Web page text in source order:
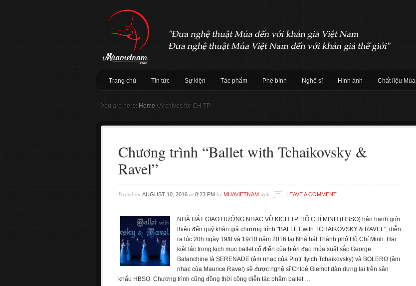
Trang chủ Tin tức Sự kiện Tác phẩm Phê bình Nghệ sĩ Hình ảnh Chất liệu Múa
You are here: Home /Archives for CH TP
Chương trình “Ballet with Tchaikovsky &
Ravel”
Posted on AUGUST 10, 2016 at 8:23 PM by MUAVIETNAM with LEAVE A COMMENT
NHÀ HÁT GIAO HƯỞNG NHẠC VŨ KỊCH TP. HỒ CHÍ MINH (HBSO) hân hạnh giới
thiệu đến quý khán giả chương trình "BALLET with TCHAIKOVSKY & RAVEL", diễn
ra lúc 20h ngày 19/8 và 19/10 năm 2016 tại Nhà hát Thành phố Hồ Chí Minh. Hai
kiệt tác trong kịch mục ballet cổ điển của biên đạo múa xuất sắc George
Balanchine là SERENADE (âm nhạc của Piotr Ilyich Tchaikovsky) và BOLERO (âm
nhạc của Maurice Ravel) sẽ được nghệ sĩ Chloé Glemot dàn dựng lại trên sân
khấu HBSO. Chương trình cũng đồng thời công diễn tác phẩm ballet …